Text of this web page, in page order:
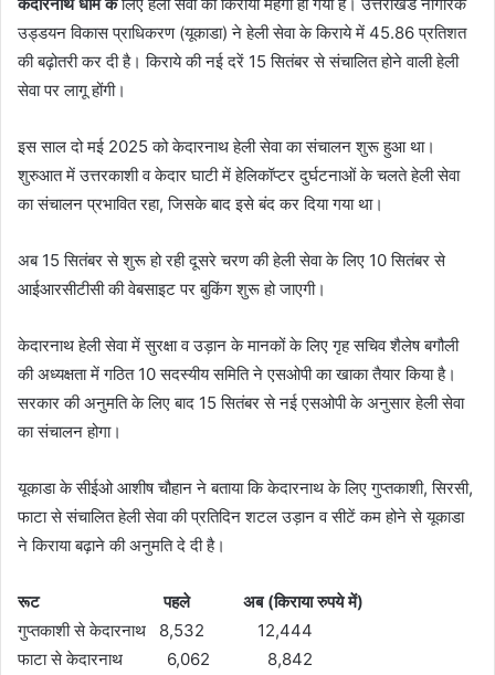
उड्डयन विकास प्राधिकरण (यूकाडा) ने हेली सेवा के किराये में 45.86 प्रतिशत
की बढ़ोतरी कर दी है। किराये की नई दरें 15 सितंबर से संचालित होने वाली हेली
सेवा पर लागू होंगी।
इस साल दो मई 2025 को केदारनाथ हेली सेवा का संचालन शुरू हुआ था।
शुरुआत में उत्तरकाशी व केदार घाटी में हेलिकॉप्टर दुर्घटनाओं के चलते हेली सेवा
का संचालन प्रभावित रहा, जिसके बाद इसे बंद कर दिया गया था।
अब 15 सितंबर से शुरू हो रही दूसरे चरण की हेली सेवा के लिए 10 सितंबर से
आईआरसीटीसी की वेबसाइट पर बुकिंग शुरू हो जाएगी।
केदारनाथ हेली सेवा में सुरक्षा व उड़ान के मानकों के लिए गृह सचिव शैलेष बगौली
की अध्यक्षता में गठित 10 सदस्यीय समिति ने एसओपी का खाका तैयार किया है।
सरकार की अनुमति के लिए बाद 15 सितंबर से नई एसओपी के अनुसार हेली सेवा
का संचालन होगा।
यूकाडा के सीईओ आशीष चौहान ने बताया कि केदारनाथ के लिए गुप्तकाशी, सिरसी,
फाटा से संचालित हेली सेवा की प्रतिदिन शटल उड़ान व सीटें कम होने से यूकाडा
ने किराया बढ़ाने की अनुमति दे दी है।
रूट पहले अब (किराया रुपये में)
गुप्तकाशी से केदारनाथ 8,532 12,444
फाटा से केदारनाथ 6,062 8,842